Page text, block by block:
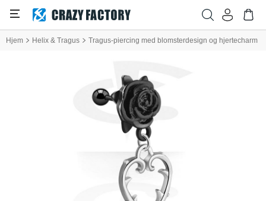
Hjem Helix & Tragus Tragus-piercing med blomsterdesign og hjertecharm